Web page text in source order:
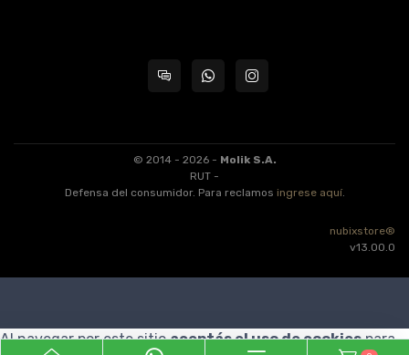
© 2014 - 2026 - Molik S.A.
RUT -
Defensa del consumidor. Para reclamos ingrese aquí.
nubixstore®
v13.00.0
Al navegar por este sitioaceptás el uso de cookiespara